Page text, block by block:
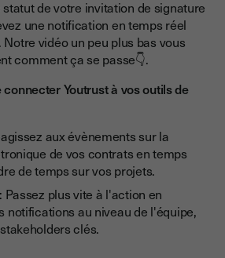
de votre invitation de signature
une notification en temps réel
vidéo un peu plus bas vous
comment ça se passe👇.
Youtrust à vos outils de
aux évènements sur la
de vos contrats en temps
de temps sur vos projets.
Passez plus vite à l'action en
notifications au niveau de l'équipe,
clés.